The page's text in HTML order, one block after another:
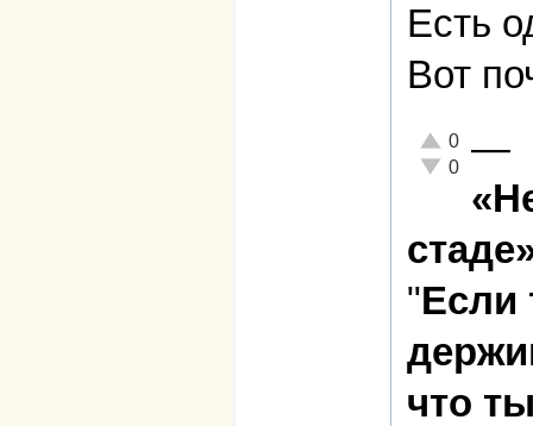
Есть
Вот
Отлично!
0
Неадекватно!
0 —
"Если
что